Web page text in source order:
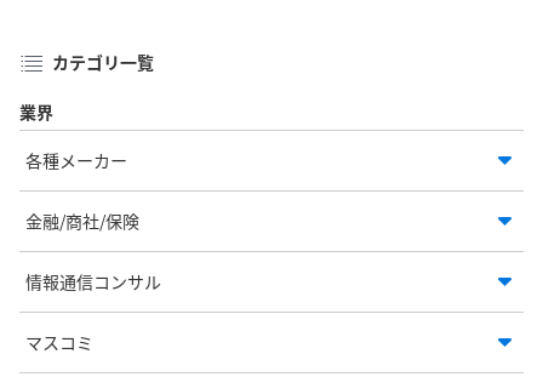
カテゴリ一覧
業界
各種メーカー
金融/商社/保険
情報通信コンサル
マスコミ